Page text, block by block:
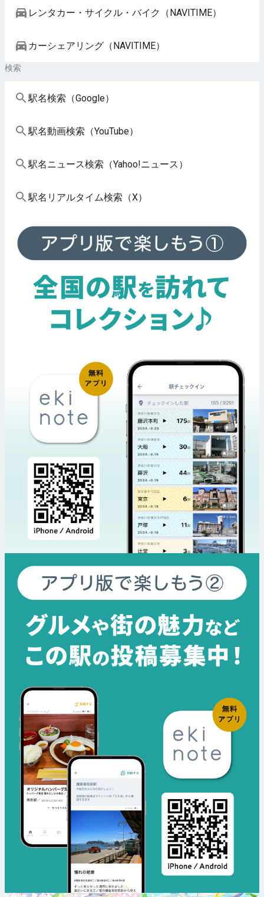
レンタカー・サイクル・バイク（NAVITIME）
カーシェアリング（NAVITIME）
検索
駅名検索（Google）
駅名動画検索（YouTube）
駅名ニュース検索（Yahoo!ニュース）
駅名リアルタイム検索（X）